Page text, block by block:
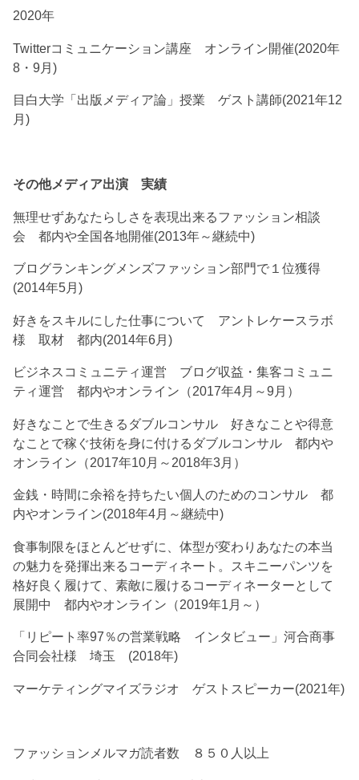
2020年
Twitterコミュニケーション講座 オンライン開催(2020年
8・9月)
目白大学「出版メディア論」授業 ゲスト講師(2021年12
月)
その他メディア出演 実績
無理せずあなたらしさを表現出来るファッション相談
会 都内や全国各地開催(2013年～継続中)
ブログランキングメンズファッション部門で１位獲得
(2014年5月)
好きをスキルにした仕事について アントレケースラボ
様 取材 都内(2014年6月)
ビジネスコミュニティ運営 ブログ収益・集客コミュニ
ティ運営 都内やオンライン（2017年4月～9月）
好きなことで生きるダブルコンサル 好きなことや得意
なことで稼ぐ技術を身に付けるダブルコンサル 都内や
オンライン（2017年10月～2018年3月）
金銭・時間に余裕を持ちたい個人のためのコンサル 都
内やオンライン(2018年4月～継続中)
食事制限をほとんどせずに、体型が変わりあなたの本当
の魅力を発揮出来るコーディネート。スキニーパンツを
格好良く履けて、素敵に履けるコーディネーターとして
展開中 都内やオンライン（2019年1月～）
「リピート率97％の営業戦略 インタビュー」河合商事
合同会社様 埼玉 (2018年)
マーケティングマイズラジオ ゲストスピーカー(2021年)
ファッションメルマガ読者数 ８５０人以上